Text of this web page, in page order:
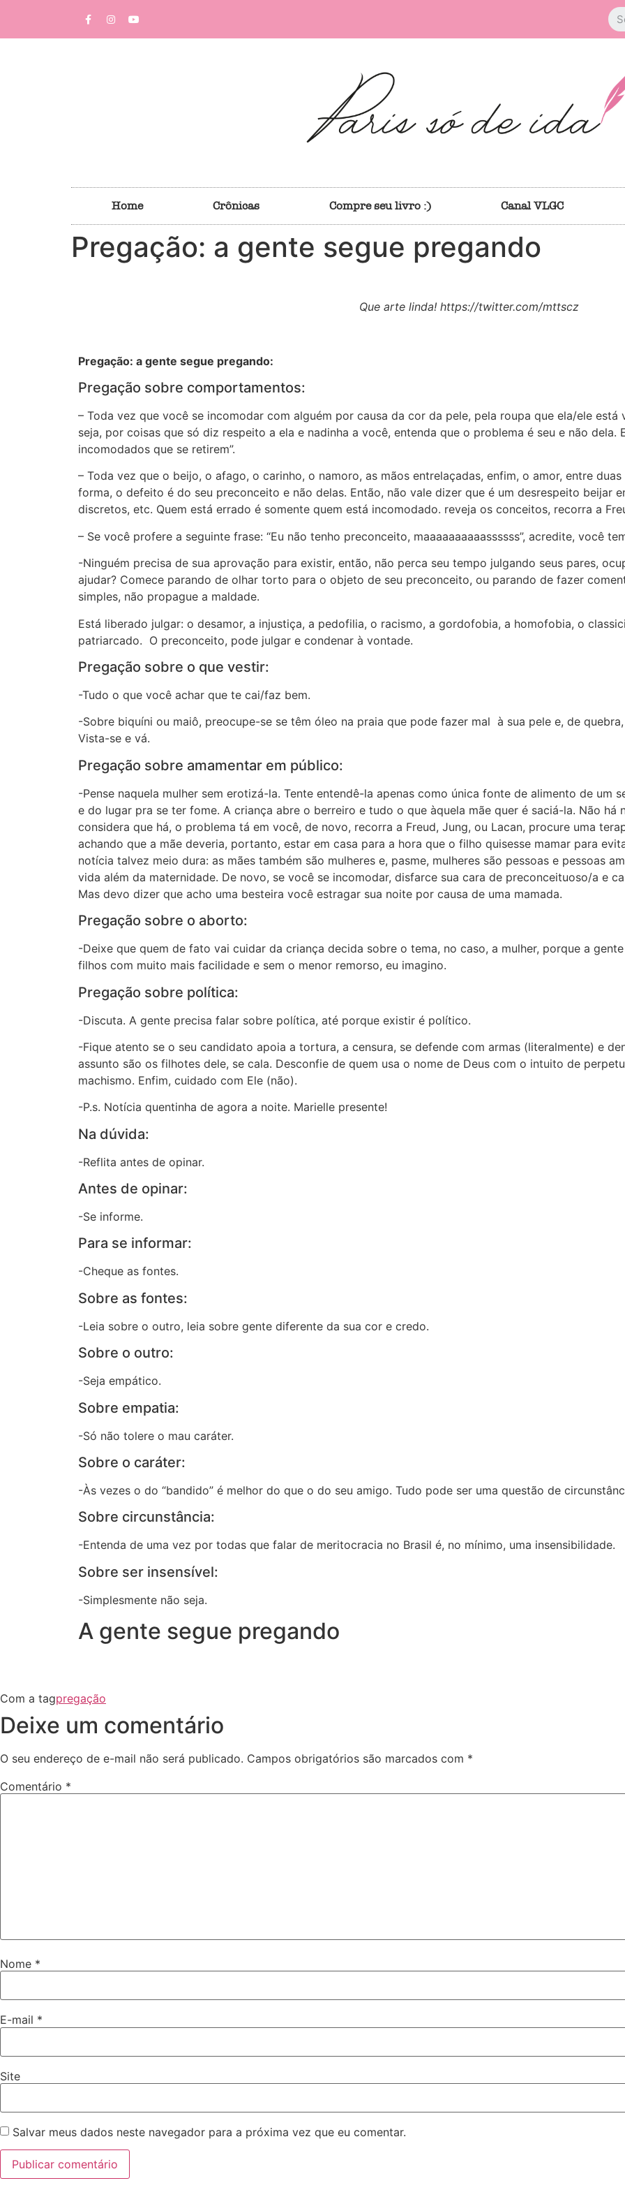
Home Crônicas Compre seu livro :) Canal VLGC
Pregação: a gente segue pregando
Que arte linda! https://twitter.com/mttscz
Pregação: a gente segue pregando:
Pregação sobre comportamentos:
– Toda vez que você se incomodar com alguém por causa da cor da pele, pela roupa que ela/ele
seja, por coisas que só diz respeito a ela e nadinha a você, entenda que o problema é seu e não dela.
incomodados que se retirem”.
– Toda vez que o beijo, o afago, o carinho, o namoro, as mãos entrelaçadas, enfim, o amor, entre
forma, o defeito é do seu preconceito e não delas. Então, não vale dizer que é um desrespeito beijar
discretos, etc. Quem está errado é somente quem está incomodado. reveja os conceitos, recorra a
– Se você profere a seguinte frase: “Eu não tenho preconceito, maaaaaaaaaassssss”, acredite, você
-Ninguém precisa de sua aprovação para existir, então, não perca seu tempo julgando seus pares,
ajudar? Comece parando de olhar torto para o objeto de seu preconceito, ou parando de fazer
simples, não propague a maldade.
Está liberado julgar: o desamor, a injustiça, a pedofilia, o racismo, a gordofobia, a homofobia, o
patriarcado. O preconceito, pode julgar e condenar à vontade.
Pregação sobre o que vestir:
-Tudo o que você achar que te cai/faz bem.
-Sobre biquíni ou maiô, preocupe-se se têm óleo na praia que pode fazer mal à sua pele e, de
Vista-se e vá.
Pregação sobre amamentar em público:
-Pense naquela mulher sem erotizá-la. Tente entendê-la apenas como única fonte de alimento de um
e do lugar pra se ter fome. A criança abre o berreiro e tudo o que àquela mãe quer é saciá-la. Não há
considera que há, o problema tá em você, de novo, recorra a Freud, Jung, ou Lacan, procure uma
achando que a mãe deveria, portanto, estar em casa para a hora que o filho quisesse mamar para
notícia talvez meio dura: as mães também são mulheres e, pasme, mulheres são pessoas e pessoas
vida além da maternidade. De novo, se você se incomodar, disfarce sua cara de preconceituoso/a e
Mas devo dizer que acho uma besteira você estragar sua noite por causa de uma mamada.
Pregação sobre o aborto:
-Deixe que quem de fato vai cuidar da criança decida sobre o tema, no caso, a mulher, porque a
filhos com muito mais facilidade e sem o menor remorso, eu imagino.
Pregação sobre política:
-Discuta. A gente precisa falar sobre política, até porque existir é político.
-Fique atento se o seu candidato apoia a tortura, a censura, se defende com armas (literalmente) e
assunto são os filhotes dele, se cala. Desconfie de quem usa o nome de Deus com o intuito de
machismo. Enfim, cuidado com Ele (não).
-P.s. Notícia quentinha de agora a noite. Marielle presente!
Na dúvida:
-Reflita antes de opinar.
Antes de opinar:
-Se informe.
Para se informar:
-Cheque as fontes.
Sobre as fontes:
-Leia sobre o outro, leia sobre gente diferente da sua cor e credo.
Sobre o outro:
-Seja empático.
Sobre empatia:
-Só não tolere o mau caráter.
Sobre o caráter:
-Às vezes o do “bandido” é melhor do que o do seu amigo. Tudo pode ser uma questão de
Sobre circunstância:
-Entenda de uma vez por todas que falar de meritocracia no Brasil é, no mínimo, uma insensibilidade.
Sobre ser insensível:
-Simplesmente não seja.
A gente segue pregando
Com a tagpregação
Deixe um comentário
O seu endereço de e-mail não será publicado. Campos obrigatórios são marcados com *
Comentário *
Nome *
E-mail *
Site
Salvar meus dados neste navegador para a próxima vez que eu comentar.